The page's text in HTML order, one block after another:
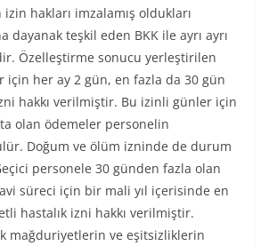
hakları imzalamış oldukları
dayanak teşkil eden BKK ile ayrı ayrı
Özelleştirme sonucu yerleştirilen
için her ay 2 gün, en fazla da 30 gün
hakkı verilmiştir. Bu izinli günler için
olan ödemeler personelin
Doğum ve ölüm izninde de durum
personele 30 günden fazla olan
süreci için bir mali yıl içerisinde en
hastalık izni hakkı verilmiştir.
mağduriyetlerin ve eşitsizliklerin